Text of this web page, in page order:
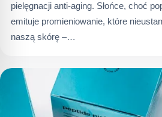
pielęgnacji anti-aging. Słońce, choć
emituje promieniowanie, które
naszą skórę –…